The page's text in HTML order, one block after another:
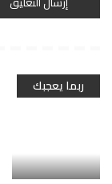
ربما يعجبك